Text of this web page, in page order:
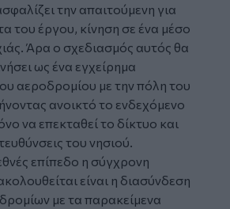
την απαιτούμενη για
του έργου, κίνηση σε ένα μέσο
Άρα ο σχεδιασμός αυτός θα
ως ένα εγχείρημα
αεροδρομίου με την πόλη του
ανοικτό το ενδεχόμενο
να επεκταθεί το δίκτυο και
του νησιού.
επίπεδο η σύγχρονη
είναι η διασύνδεση
με τα παρακείμενα